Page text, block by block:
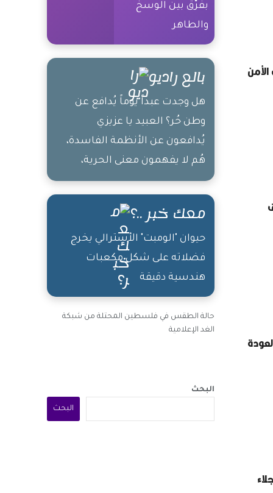
بفرّق بين الوسخ
والطاهر
بالع راديو
هل وجدت عبداً يوماً يُدافع عن
وطن حُر؟ العبيد يا عزيزي
يُدافعون عن الأنظمة الفاسدة،
هُم لا يفهمون معنى الحرية،
ومعنى أن تكون رجلاً حراً
معك خبر ..؟
حيوان "الومبت" الأسترالي يخرج
فضلاته على شكل مكعبات
هندسية دقيقة
حالة الطقس في فلسطين المحتلة من شبكة
الغد الإعلامية
البحث
البحث